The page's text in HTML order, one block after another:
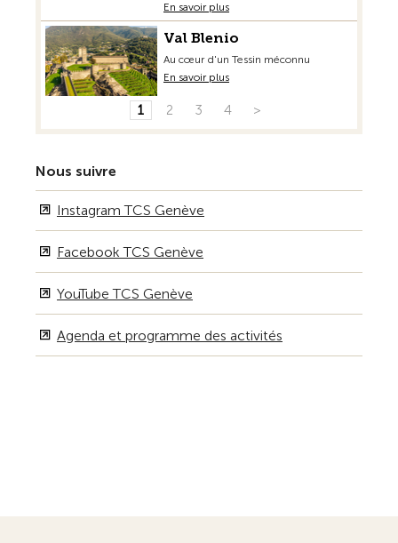
En savoir plus
Val Blenio
Au cœur d'un Tessin méconnu
En savoir plus
1 2 3 4 >
Nous suivre
Instagram TCS Genève
Facebook TCS Genève
YouTube TCS Genève
Agenda et programme des activités